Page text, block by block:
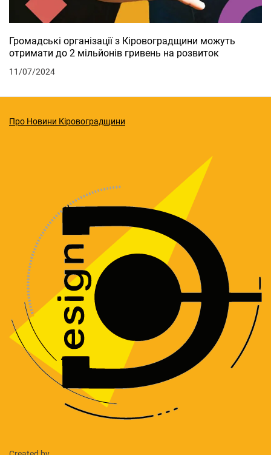
Громадські організації з Кіровоградщини можуть
отримати до 2 мільйонів гривень на розвиток
11/07/2024
Про Новини Кіровоградщини